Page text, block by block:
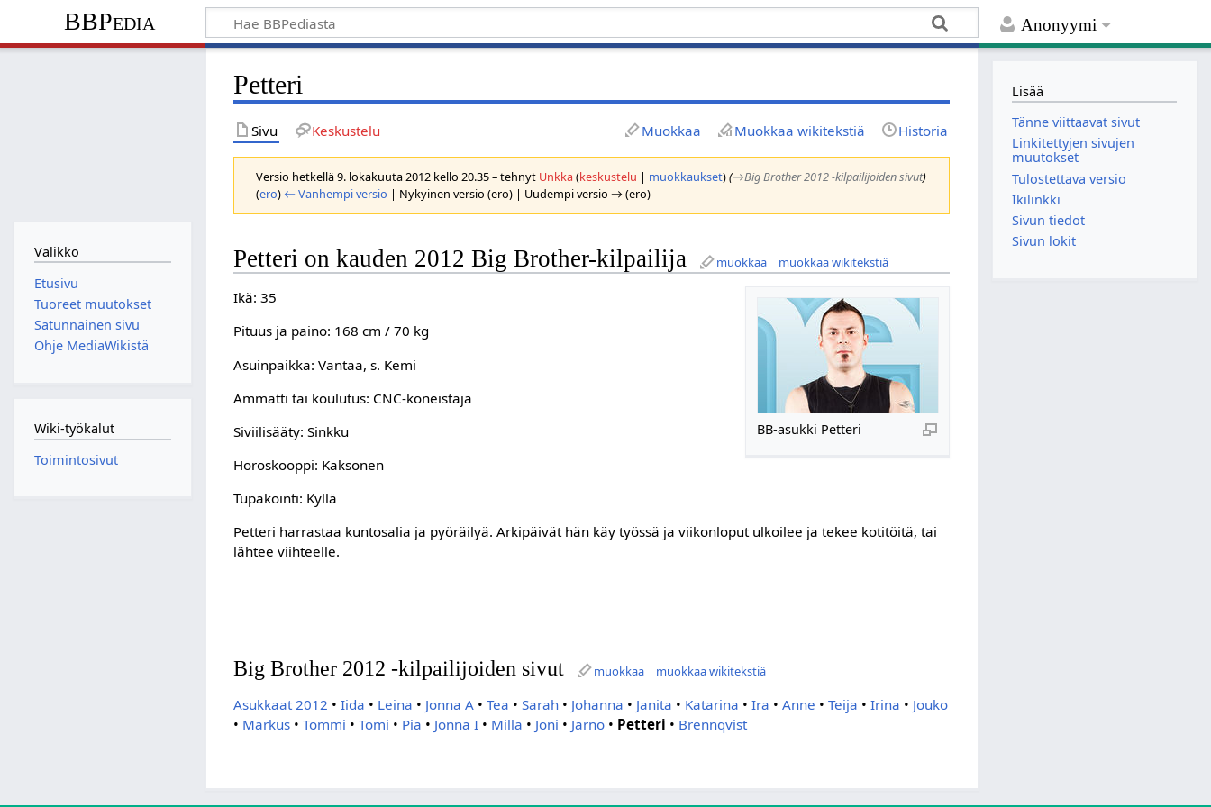
Anonyymi
BBPedia
Petteri
Sivu Keskustelu Muokkaa Muokkaa wikitekstiä Historia
Versio hetkellä 9. lokakuuta 2012 kello 20.35 – tehnyt Unkka(keskustelu | muokkaukset)(→‎Big Brother 2012 -kilpailijoiden sivut)
(ero) ← Vanhempi versio | Nykyinen versio (ero) | Uudempi versio → (ero)
Petteri on kauden 2012 Big Brother-kilpailija muokkaa muokkaa wikitekstiä
BB-asukki Petteri
Ikä: 35
Pituus ja paino: 168 cm / 70 kg
Asuinpaikka: Vantaa, s. Kemi
Ammatti tai koulutus: CNC-koneistaja
Siviilisääty: Sinkku
Horoskooppi: Kaksonen
Tupakointi: Kyllä
Petteri harrastaa kuntosalia ja pyöräilyä. Arkipäivät hän käy työssä ja viikonloput ulkoilee ja tekee kotitöitä, tai
lähtee viihteelle.
Big Brother 2012 -kilpailijoiden sivut muokkaa muokkaa wikitekstiä
Asukkaat 2012 •Iida • Leina • Jonna A •Tea •Sarah • Johanna • Janita • Katarina •Ira •Anne •Teija •Irina • Jouko
• Markus •Tommi •Tomi • Pia • Jonna I • Milla • Joni • Jarno • Petteri • Brennqvist
Valikko
Etusivu
Tuoreet muutokset
Satunnainen sivu
Ohje MediaWikistä
Wiki-työkalut
Toimintosivut
Lisää
Tänne viittaavat sivut
Linkitettyjen sivujen
muutokset
Tulostettava versio
Ikilinkki
Sivun tiedot
Sivun lokit